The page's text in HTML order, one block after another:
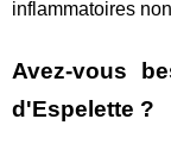
inflammatoires
Avez-vous
d'Espelette ?